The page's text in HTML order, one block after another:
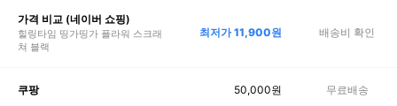
가격 비교 (네이버 쇼핑)
힐링타임 띵가띵가 플라워 스크래
쳐 블랙
최저가11,900원 배송비 확인
쿠팡 50,000원 무료배송